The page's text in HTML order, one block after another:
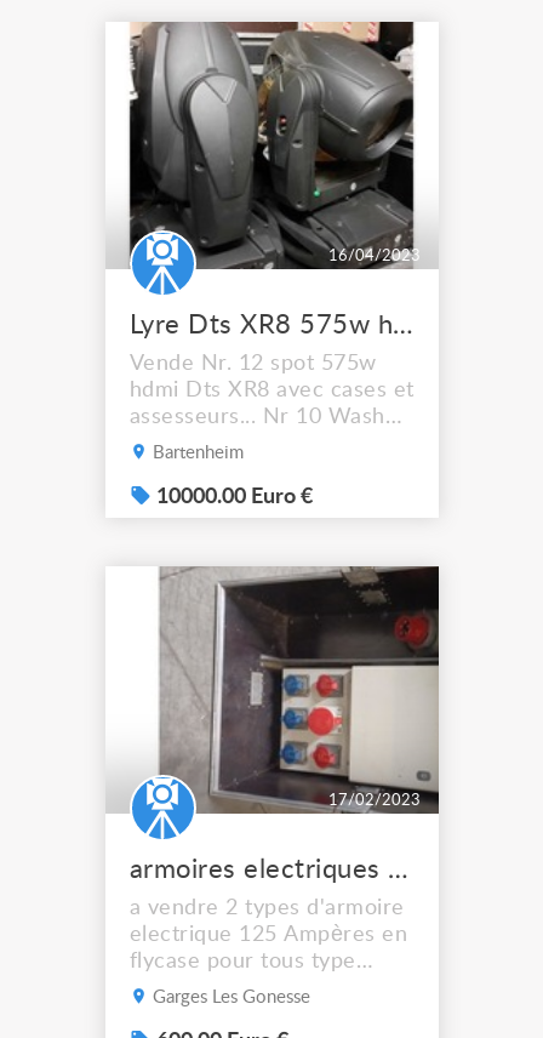
différentes fonctions des
gradateurs. • Sortie
auxiliaire sur connecteur
DE09-S (9 contacts
femelle) ...
16/04/2023
Lyre Dts XR8 575w hdmi
Vende Nr. 12 spot 575w
hdmi Dts XR8 avec cases et
assesseurs... Nr 10 Wash
575w hdmi Dts XR8 Avec
Bonne état lampe neuf..
Matériels supplémentaires
l’achat et la quantité, une
remise est possible ! Si
intéressé merci de nous
contacter pour plus...
Bartenheim
10000.00 Euro €
17/02/2023
armoires electriques 125A tri prestation
a vendre 2 types d'armoire
electrique 125 Ampères en
flycase pour tous type
d'évènement
Garges Les Gonesse